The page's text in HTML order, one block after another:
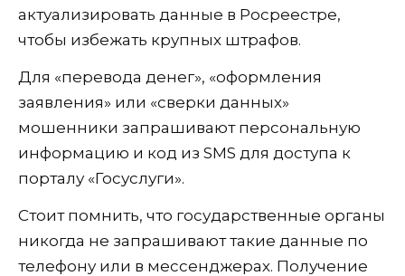
актуализировать данные в Росреестре,
чтобы избежать крупных штрафов.
Для «перевода денег», «оформления
заявления» или «сверки данных»
мошенники запрашивают персональную
информацию и код из SMS для доступа к
порталу «Госуслуги».
Стоит помнить, что государственные органы
никогда не запрашивают такие данные по
телефону или в мессенджерах. Получение